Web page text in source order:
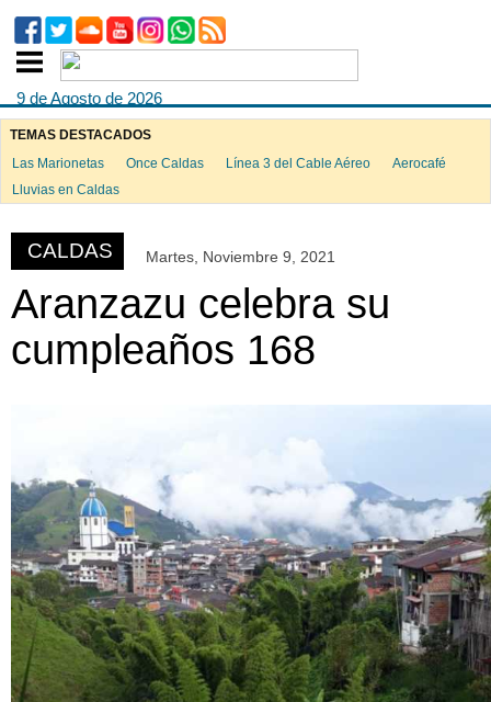
9 de Agosto de 2026
TEMAS DESTACADOS
Las Marionetas
Once Caldas Línea 3 del Cable Aéreo
Aerocafé
Lluvias en Caldas
CALDAS Martes, Noviembre 9, 2021
Aranzazu celebra su
cumpleaños 168